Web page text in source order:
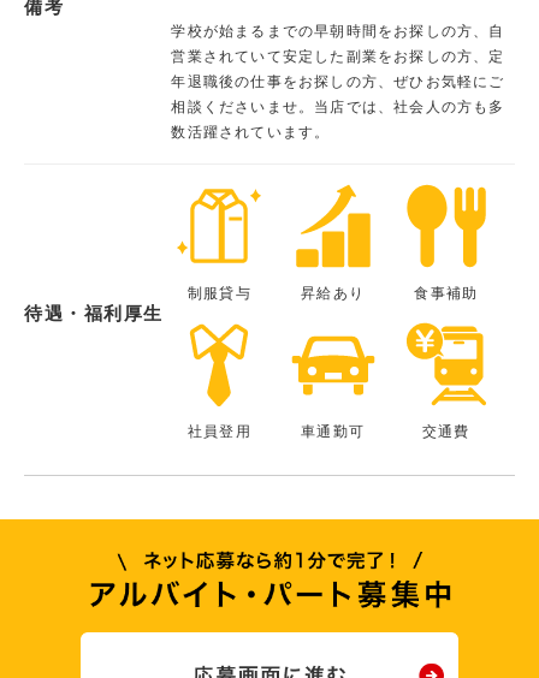
備考
学校が始まるまでの早朝時間をお探しの方、自
営業されていて安定した副業をお探しの方、定
年退職後の仕事をお探しの方、ぜひお気軽にご
相談くださいませ。当店では、社会人の方も多
数活躍されています。
待遇・福利厚生
制服貸与 昇給あり 食事補助
社員登用 車通勤可 交通費